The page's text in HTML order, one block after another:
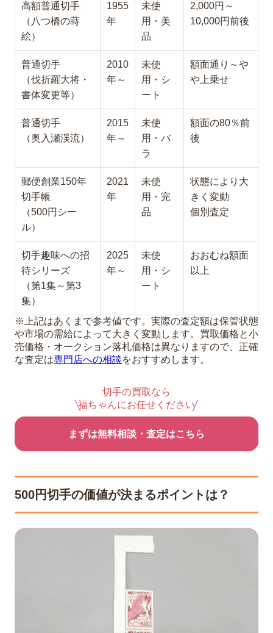
高額普通切手
（八つ橋の蒔
絵）
1955
年
未使
用・美
品
2,000円～
10,000円前後
普通切手
（伐折羅大将・
書体変更等）
2010
年～
未使
用・シ
ート
額面通り～や
や上乗せ
普通切手
（奥入瀬渓流）
2015
年～
未使
用・バ
ラ
額面の80％前
後
郵便創業150年
切手帳
（500円シー
ル）
2021
年
未使
用・完
品
状態により大
きく変動
個別査定
切手趣味への招
待シリーズ
（第1集～第3
集）
2025
年～
未使
用・シ
ート
おおむね額面
以上
※上記はあくまで参考値です。実際の査定額は保管状態
や市場の需給によって大きく変動します。買取価格と小
売価格・オークション落札価格は異なりますので、正確
な査定は専門店への相談をおすすめします。
切手の買取なら
福ちゃんにお任せください
まずは無料相談・査定はこちら
500円切手の価値が決まるポイントは？